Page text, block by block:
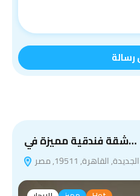
شقة فندقية مميزة في…
القاهرة, 19511, مصر